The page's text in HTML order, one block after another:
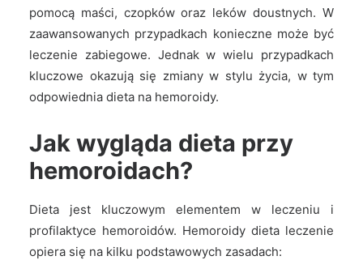
pomocą maści, czopków oraz leków doustnych. W
zaawansowanych przypadkach konieczne może być
leczenie zabiegowe. Jednak w wielu przypadkach
kluczowe okazują się zmiany w stylu życia, w tym
odpowiednia dieta na hemoroidy.
Jak wygląda dieta przy
hemoroidach?
Dieta jest kluczowym elementem w leczeniu i
profilaktyce hemoroidów. Hemoroidy dieta leczenie
opiera się na kilku podstawowych zasadach: